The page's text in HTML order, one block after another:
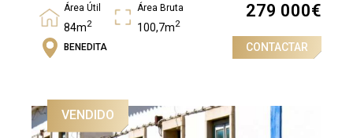
Área Útil
84m2
Área Bruta
100,7m2
Quartos
279 000€
BENEDITA CONTACTAR
VENDIDO